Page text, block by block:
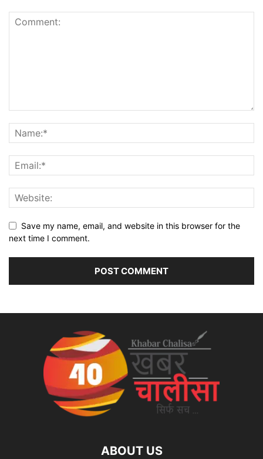
Save my name, email, and website in this browser for the
next time I comment.
ABOUT US